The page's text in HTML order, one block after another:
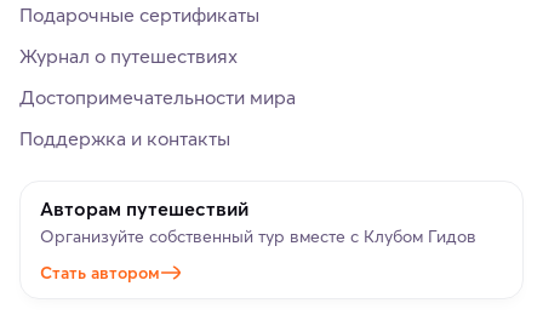
Подарочные сертификаты
Журнал о путешествиях
Достопримечательности мира
Поддержка и контакты
Авторам путешествий
Организуйте собственный тур вместе с Клубом Гидов
Стать автором